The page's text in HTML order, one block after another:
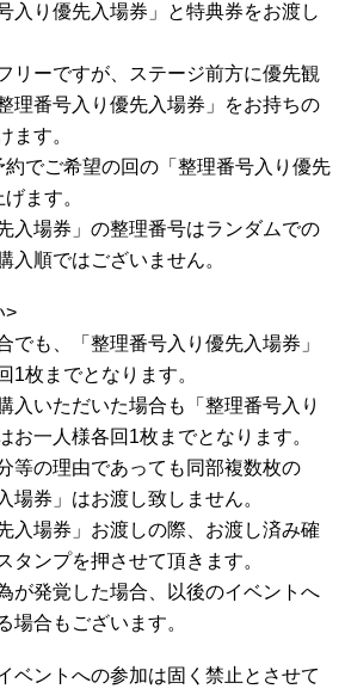
入り優先入場券」と特典券をお渡し
リーですが、ステージ前方に優先観
理番号入り優先入場券」をお持ちの
ます。
約でご希望の回の「整理番号入り優先
ます。
入場券」の整理番号はランダムでの
入順ではございません。
>
でも、「整理番号入り優先入場券」
1枚までとなります。
入いただいた場合も「整理番号入り
お一人様各回1枚までとなります。
等の理由であっても同部複数枚の
場券」はお渡し致しません。
入場券」お渡しの際、お渡し済み確
タンプを押させて頂きます。
が発覚した場合、以後のイベントへ
場合もございます。
ベントへの参加は固く禁止とさせて